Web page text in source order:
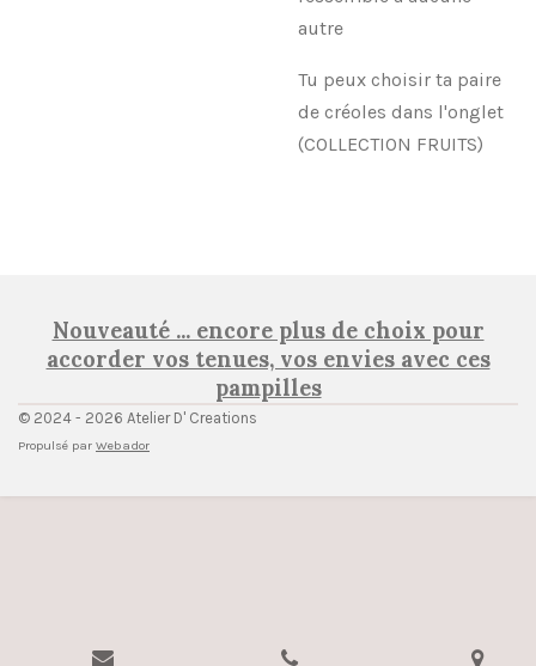
autre
Tu peux choisir ta paire
de créoles dans l'onglet
(COLLECTION FRUITS)
Nouveauté ... encore plus de choix pour
accorder vos tenues, vos envies avec ces
pampilles
© 2024 - 2026 Atelier D' Creations
Propulsé par Webador